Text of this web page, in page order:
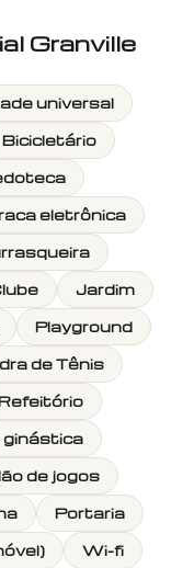
Granville
universal
Bicicletário
eletrônica
Jardim
Playground
de Tênis
ginástica
de jogos
Portaria
Wi-fi